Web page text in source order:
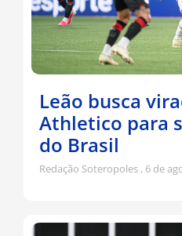
Leão busca
Athletico para
do Brasil
Redação Soteropoles 6 de